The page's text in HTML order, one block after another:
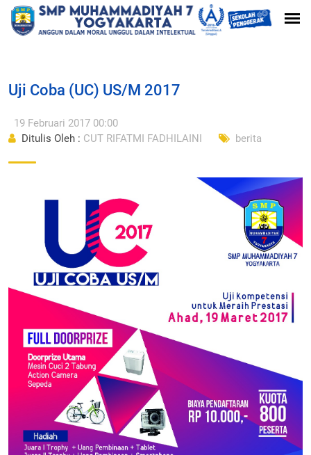
Uji Coba (UC) US/M 2017
19 Februari 2017 00:00
Ditulis Oleh : CUT RIFATMI FADHILAINI berita